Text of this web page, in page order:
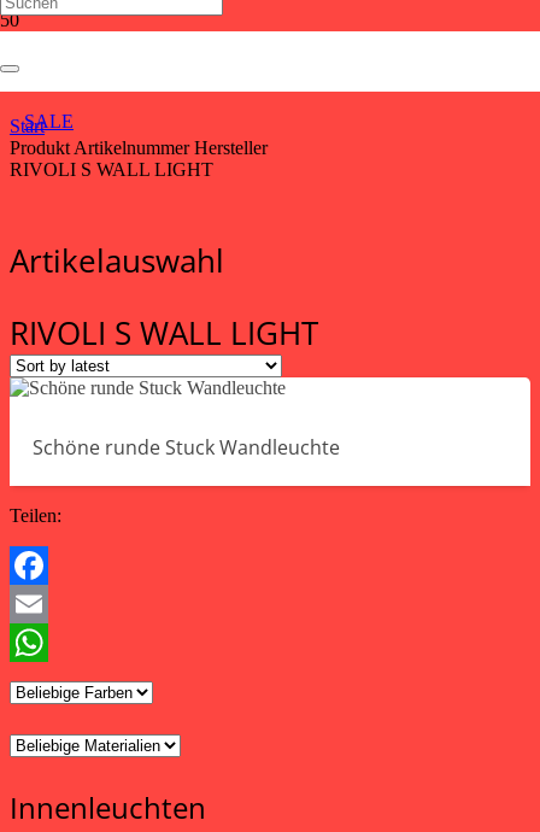
SALE
RIVOLI S WALL LIGHT
Start
Produkt Artikelnummer Hersteller
RIVOLI S WALL LIGHT
Artikelauswahl
RIVOLI S WALL LIGHT
Schöne runde Stuck Wandleuchte
Teilen:
Facebook
Email
WhatsApp
Innenleuchten